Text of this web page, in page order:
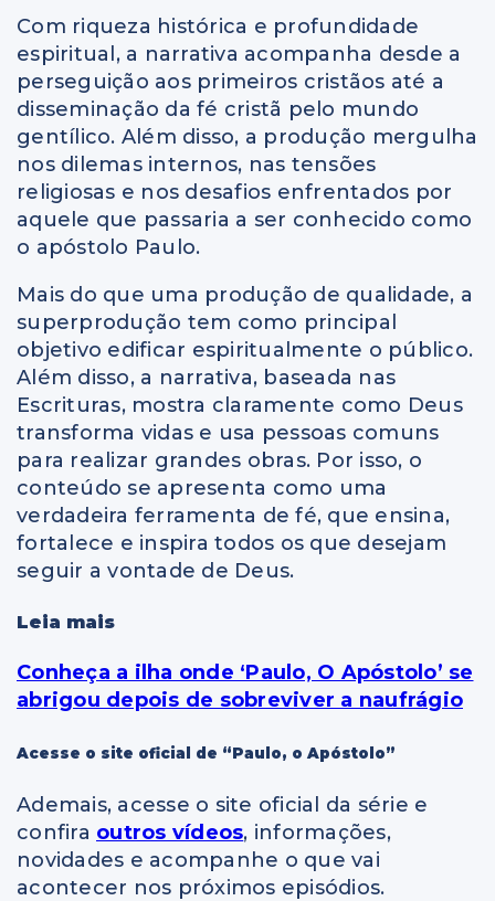
Com riqueza histórica e profundidade
espiritual, a narrativa acompanha desde a
perseguição aos primeiros cristãos até a
disseminação da fé cristã pelo mundo
gentílico. Além disso, a produção mergulha
nos dilemas internos, nas tensões
religiosas e nos desafios enfrentados por
aquele que passaria a ser conhecido como
o apóstolo Paulo.
Mais do que uma produção de qualidade, a
superprodução tem como principal
objetivo edificar espiritualmente o público.
Além disso, a narrativa, baseada nas
Escrituras, mostra claramente como Deus
transforma vidas e usa pessoas comuns
para realizar grandes obras. Por isso, o
conteúdo se apresenta como uma
verdadeira ferramenta de fé, que ensina,
fortalece e inspira todos os que desejam
seguir a vontade de Deus.
Leia mais
Conheça a ilha onde ‘Paulo, O Apóstolo’ se
abrigou depois de sobreviver a naufrágio
Acesse o site oficial de “Paulo, o Apóstolo”
Ademais, acesse o site oficial da série e
confira outros vídeos, informações,
novidades e acompanhe o que vai
acontecer nos próximos episódios.